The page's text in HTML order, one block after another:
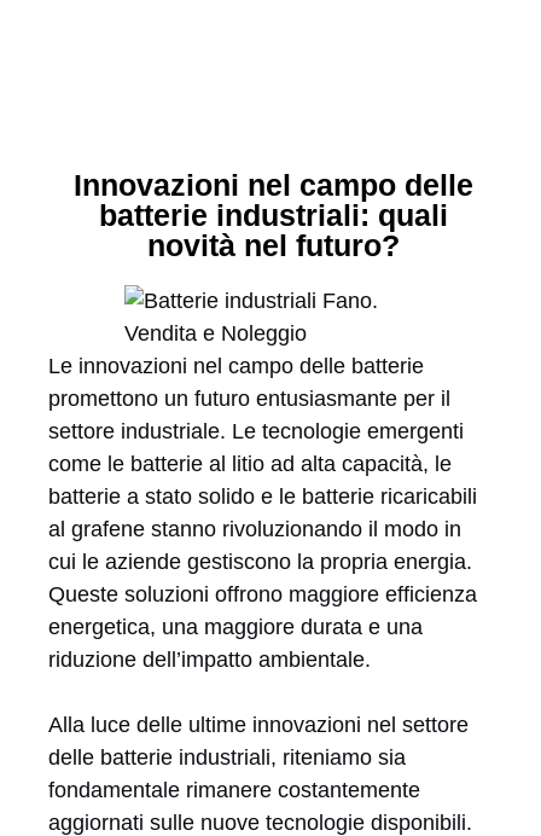
Innovazioni nel campo delle
batterie industriali: quali
novità nel futuro?
Le innovazioni nel campo delle batterie
promettono un futuro entusiasmante per il
settore industriale. Le tecnologie emergenti
come le batterie al litio ad alta capacità, le
batterie a stato solido e le batterie ricaricabili
al grafene stanno rivoluzionando il modo in
cui le aziende gestiscono la propria energia.
Queste soluzioni offrono maggiore efficienza
energetica, una maggiore durata e una
riduzione dell’impatto ambientale.
Alla luce delle ultime innovazioni nel settore
delle batterie industriali, riteniamo sia
fondamentale rimanere costantemente
aggiornati sulle nuove tecnologie disponibili.